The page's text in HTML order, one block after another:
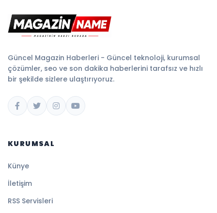
Güncel Magazin Haberleri - Güncel teknoloji, kurumsal
çözümler, seo ve son dakika haberlerini tarafsız ve hızlı
bir şekilde sizlere ulaştırıyoruz.
KURUMSAL
Künye
İletişim
RSS Servisleri